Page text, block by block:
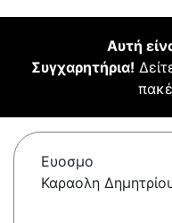
Αυτή
Συγχαρητήρια!
Ευοσμο
Καραολη